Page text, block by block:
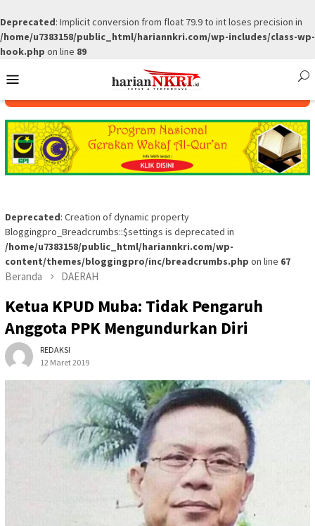
Deprecated: Implicit conversion from float 79.9 to int loses precision in
/home/u7383158/public_html/hariannkri.com/wp-includes/class-wp-
hook.php on line 89
to
Menu
Deprecated: Creation of dynamic property
Bloggingpro_Breadcrumbs::$settings is deprecated in
/home/u7383158/public_html/hariannkri.com/wp-
content/themes/bloggingpro/inc/breadcrumbs.php on line 67
Beranda DAERAH
Ketua KPUD Muba: Tidak Pengaruh
Anggota PPK Mengundurkan Diri
REDAKSI
12 Maret 2019